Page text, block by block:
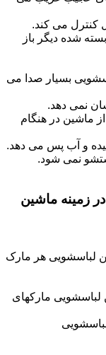
کنترل می کند.
شده دیگر باز
بسیار صدا می
نمی دهد.
ماشین در هنگام
و آب پس می دهد.
نمی شود.
زمینه ماشین
لباسشویی هر مارک
مارکهای